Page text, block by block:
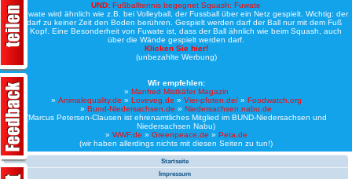
UND: Fußballtennis begegnet Squash: Fuwate
Bei Fuwate wird ähnlich wie z.B. bei Volleyball, der Fussball über ein Netz gespielt. Wichtig: der
Ball darf zu keiner Zeit den Boden berühren. Gespielt werden darf der Ball nur mit dem Fuß
oder Kopf. Eine Besonderheit von Fuwate ist, dass der Ball ähnlich wie beim Squash, auch
über die Wände gespielt werden darf.
Klicken Sie hier!
(unbezahlte Werbung)
Wir empfehlen:
» Manfred Mistkäfer Magazin
» Animalequality.de » Loveveg.de » Vier-pfoten.de/» Foodwatch.org
» Bund-Niedersachsen.de » Niedersachsen.nabu.de
(Marcus Petersen-Clausen ist ehrenamtliches Mitglied im BUND-Niedersachsen und
Niedersachsen Nabu)
» WWF.de » Greenpeace.de » Peta.de
(wir haben allerdings nichts mit diesen Seiten zu tun!)
Startseite
Impressum